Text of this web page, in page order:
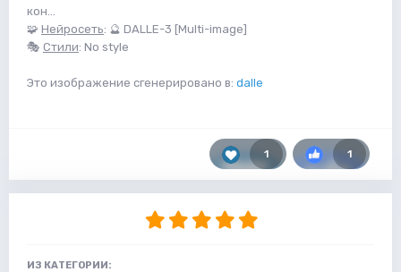
кон...
🧩 Нейросеть: 🔮 DALLE-3 [Multi-image]
🎭 Стили: No style
Это изображение сгенерировано в: dalle
1 1
ИЗ КАТЕГОРИИ: